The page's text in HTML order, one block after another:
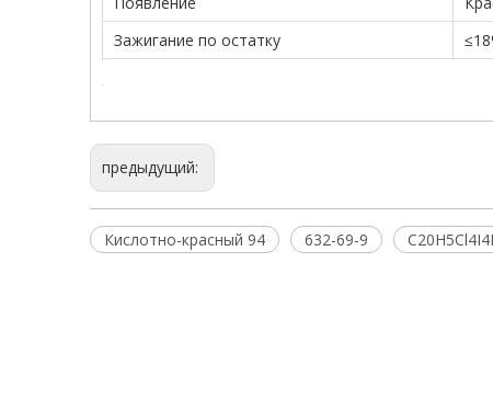
Зажигание по остатку
предыдущий:
Кислотно-красный 94 632-69-9